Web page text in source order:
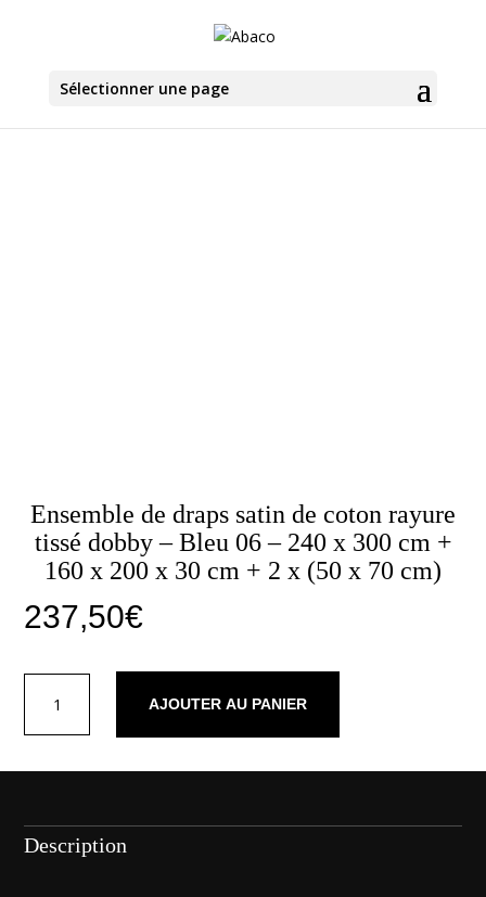
Sélectionner une page
Ensemble de draps satin de coton rayure
tissé dobby – Bleu 06 – 240 x 300 cm +
160 x 200 x 30 cm + 2 x (50 x 70 cm)
237,50€
Ensemble
de
coton
AJOUTER AU PANIER
Description